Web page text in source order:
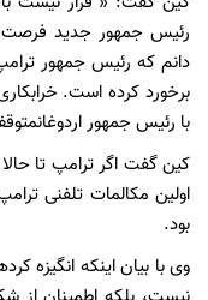
رئیس جمهور جدید فرصت
دانم که رئیس جمهور
برخورد کرده است.
با رئیس جمهور
کین گفت اگر ترامپ تا
اولین مکالمات تلفنی
بود.
وی با بیان اینکه انگیزه